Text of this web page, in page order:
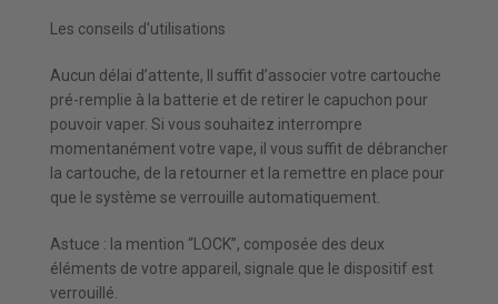
Les conseils d'utilisations
Aucun délai d’attente, Il suffit d’associer votre cartouche
pré-remplie à la batterie et de retirer le capuchon pour
pouvoir vaper. Si vous souhaitez interrompre
momentanément votre vape, il vous suffit de débrancher
la cartouche, de la retourner et la remettre en place pour
que le système se verrouille automatiquement.
Astuce : la mention “LOCK”, composée des deux
éléments de votre appareil, signale que le dispositif est
verrouillé.